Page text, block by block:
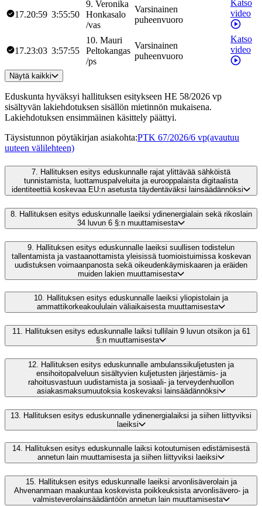
17.20:59 3:55:50
9. Veronika
Honkasalo
/vas
Varsinainen
puheenvuoro
Katso
video
17.23:03 3:57:55
10. Mauri
Peltokangas
/ps
Varsinainen
puheenvuoro
Katso
video
Näytä kaikki
Eduskunta hyväksyi hallituksen esitykseen HE 58/2026 vp
sisältyvän lakiehdotuksen sisällön mietinnön mukaisena.
Lakiehdotuksen ensimmäinen käsittely päättyi.
Täysistunnon pöytäkirjan asiakohta:PTK 67/2026/6 vp(avautuu
uuteen välilehteen)
7. Hallituksen esitys eduskunnalle rajat ylittävää sähköistä
tunnistamista, luottamuspalveluita ja eurooppalaista digitaalista
identiteettiä koskevaa EU:n asetusta täydentäväksi lainsäädännöksi
8.
Hallituksen esitys eduskunnalle laeiksi ydinenergialain sekä rikoslain
34 luvun 6 §:n muuttamisesta
9. Hallituksen esitys eduskunnalle laeiksi suullisen todistelun
tallentamista ja vastaanottamista yleisissä tuomioistuimissa koskevan
uudistuksen voimaanpanosta sekä oikeudenkäymiskaaren ja eräiden
muiden lakien muuttamisesta
10. Hallituksen esitys eduskunnalle laeiksi yliopistolain ja
ammattikorkeakoululain väliaikaisesta muuttamisesta
11. Hallituksen esitys eduskunnalle laiksi tullilain 9 luvun otsikon ja 61
§:n muuttamisesta
12.
Hallituksen esitys eduskunnalle ambulanssikuljetusten ja
ensihoitopalveluun sisältyvien kuljetusten järjestämis- ja
rahoitusvastuun uudistamista ja sosiaali- ja terveydenhuollon
asiakasmaksumuutoksia koskevaksi lainsäädännöksi
13. Hallituksen esitys eduskunnalle ydinenergialaiksi ja siihen liittyviksi
laeiksi
14. Hallituksen esitys eduskunnalle laiksi kotoutumisen edistämisestä
annetun lain muuttamisesta ja siihen liittyviksi laeiksi
15.
Hallituksen esitys eduskunnalle laeiksi arvonlisäverolain ja
Ahvenanmaan maakuntaa koskevista poikkeuksista arvonlisävero- ja
valmisteverolainsäädäntöön annetun lain muuttamisesta